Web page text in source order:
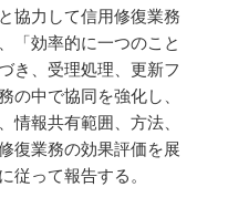
協力して信用修復業務
「効率的に一つのこと
き、受理処理、更新フ
の中で協同を強化し、
情報共有範囲、方法、
復業務の効果評価を展
従って報告する。